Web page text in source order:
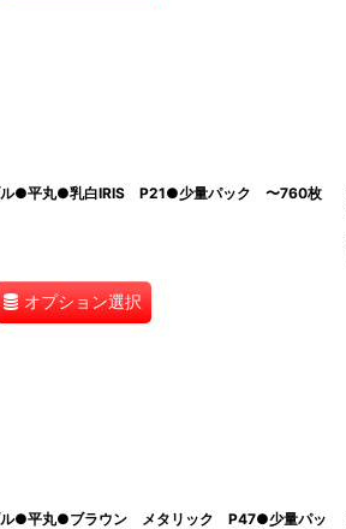
ル●平丸●乳白IRIS P21●少量パック 〜760枚
オプション選択
ル●平丸●ブラウン メタリック P47●少量パッ